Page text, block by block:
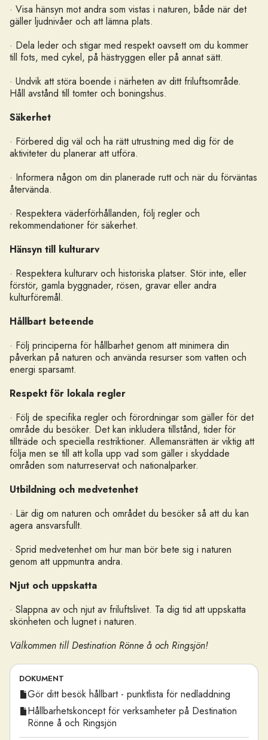
· Visa hänsyn mot andra som vistas i naturen, både när det
gäller ljudnivåer och att lämna plats.
· Dela leder och stigar med respekt oavsett om du kommer
till fots, med cykel, på hästryggen eller på annat sätt.
· Undvik att störa boende i närheten av ditt friluftsområde.
Håll avstånd till tomter och boningshus.
Säkerhet
· Förbered dig väl och ha rätt utrustning med dig för de
aktiviteter du planerar att utföra.
· Informera någon om din planerade rutt och när du förväntas
återvända.
· Respektera väderförhållanden, följ regler och
rekommendationer för säkerhet.
Hänsyn till kulturarv
· Respektera kulturarv och historiska platser. Stör inte, eller
förstör, gamla byggnader, rösen, gravar eller andra
kulturföremål.
Hållbart beteende
· Följ principerna för hållbarhet genom att minimera din
påverkan på naturen och använda resurser som vatten och
energi sparsamt.
Respekt för lokala regler
· Följ de specifika regler och förordningar som gäller för det
område du besöker. Det kan inkludera tillstånd, tider för
tillträde och speciella restriktioner. Allemansrätten är viktig att
följa men se till att kolla upp vad som gäller i skyddade
områden som naturreservat och nationalparker.
Utbildning och medvetenhet
· Lär dig om naturen och området du besöker så att du kan
agera ansvarsfullt.
· Sprid medvetenhet om hur man bör bete sig i naturen
genom att uppmuntra andra.
Njut och uppskatta
· Slappna av och njut av friluftslivet. Ta dig tid att uppskatta
skönheten och lugnet i naturen.
Välkommen till Destination Rönne å och Ringsjön!
DOKUMENT
Gör ditt besök hållbart - punktlista för nedladdning
Hållbarhetskoncept för verksamheter på Destination
Rönne å och Ringsjön